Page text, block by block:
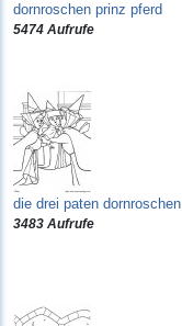
dornroschen prinz pferd
5474 Aufrufe
die drei paten dornroschen
3483 Aufrufe